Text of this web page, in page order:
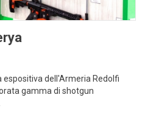
espositiva dell'Armeria Redolfi
gamma di shotgun